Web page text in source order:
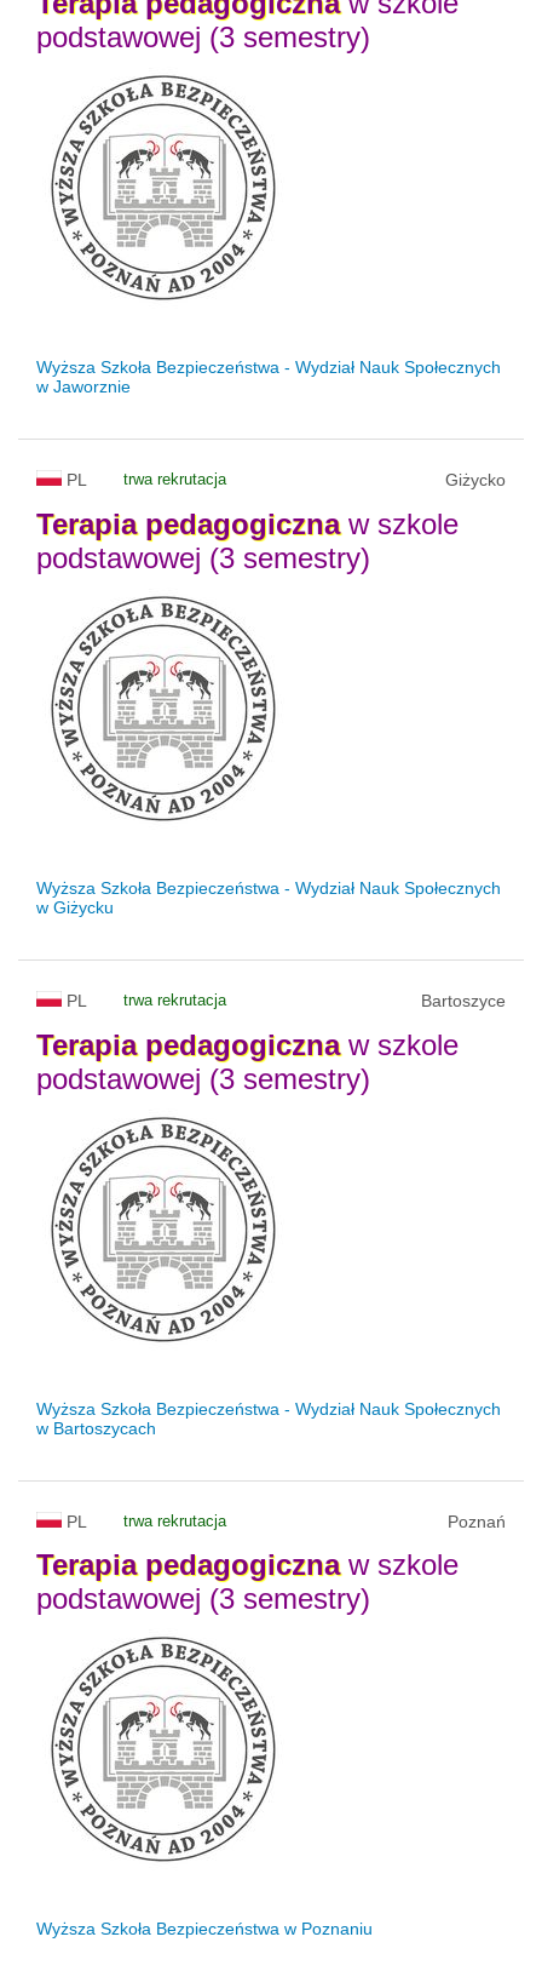
podstawowej (3 semestry)
Wyższa Szkoła Bezpieczeństwa - Wydział Nauk Społecznych
w Jaworznie
PL trwa rekrutacja Giżycko
Terapia pedagogicznaw szkole
podstawowej (3 semestry)
Wyższa Szkoła Bezpieczeństwa - Wydział Nauk Społecznych
w Giżycku
PL trwa rekrutacja Bartoszyce
Terapia pedagogicznaw szkole
podstawowej (3 semestry)
Wyższa Szkoła Bezpieczeństwa - Wydział Nauk Społecznych
w Bartoszycach
PL trwa rekrutacja Poznań
Terapia pedagogicznaw szkole
podstawowej (3 semestry)
Wyższa Szkoła Bezpieczeństwa w Poznaniu